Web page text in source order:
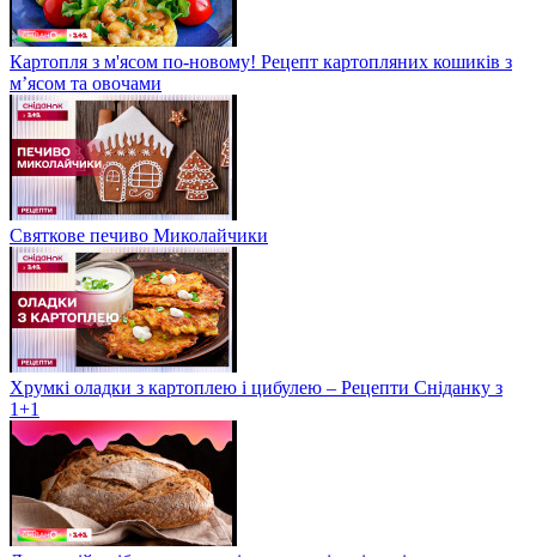
Картопля з м'ясом по-новому! Рецепт картопляних кошиків з
м’ясом та овочами
Святкове печиво Миколайчики
Хрумкі оладки з картоплею і цибулею – Рецепти Сніданку з
1+1